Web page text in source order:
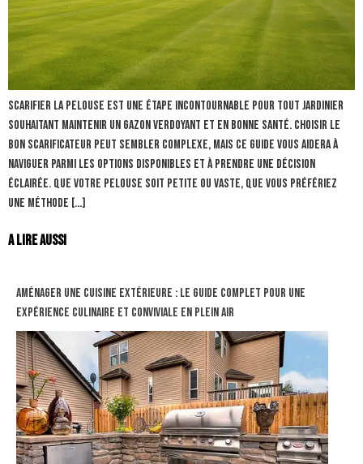
Scarifier la pelouse est une étape incontournable pour tout jardinier
souhaitant maintenir un gazon verdoyant et en bonne santé. Choisir le
bon scarificateur peut sembler complexe, mais ce guide vous aidera à
naviguer parmi les options disponibles et à prendre une décision
éclairée. Que votre pelouse soit petite ou vaste, que vous préfériez
une méthode […]
A lire aussi
Aménager une cuisine extérieure : le guide complet pour une
expérience culinaire et conviviale en plein air